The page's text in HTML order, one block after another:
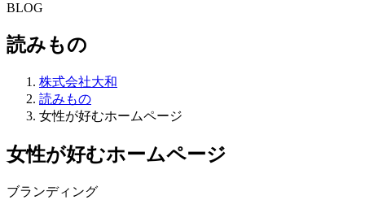
BLOG
読みもの
株式会社大和
読みもの
女性が好むホームページ
女性が好むホームページ
ブランディング